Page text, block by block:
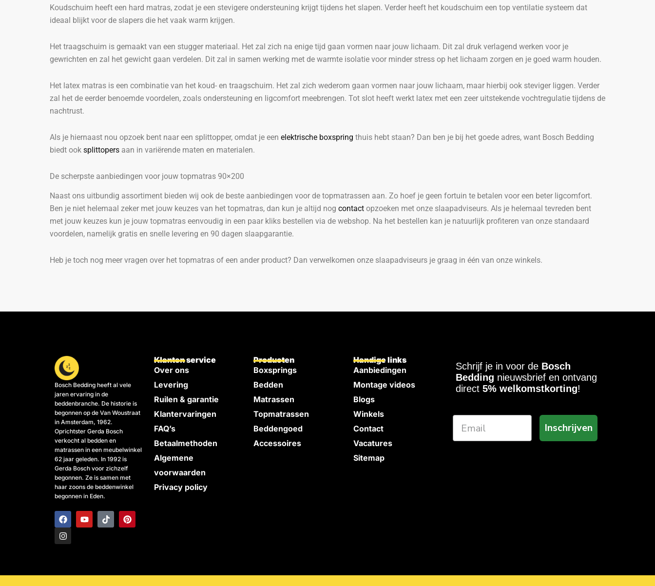
Koudschuim heeft een hard matras, zodat je een stevigere ondersteuning krijgt tijdens het slapen. Verder heeft het koudschuim een top ventilatie systeem dat
ideaal blijkt voor de slapers die het vaak warm krijgen.
Het traagschuim is gemaakt van een stugger materiaal. Het zal zich na enige tijd gaan vormen naar jouw lichaam. Dit zal druk verlagend werken voor je
gewrichten en zal het gewicht gaan verdelen. Dit zal in samen werking met de warmte isolatie voor minder stress op het lichaam zorgen en je goed warm houden.
Het latex matras is een combinatie van het koud- en traagschuim. Het zal zich wederom gaan vormen naar jouw lichaam, maar hierbij ook steviger liggen. Verder
zal het de eerder benoemde voordelen, zoals ondersteuning en ligcomfort meebrengen. Tot slot heeft werkt latex met een zeer uitstekende vochtregulatie tijdens de
nachtrust.
Als je hiernaast nou opzoek bent naar een splittopper, omdat je een elektrische boxspring thuis hebt staan? Dan ben je bij het goede adres, want Bosch Bedding
biedt ook splittopers aan in variërende maten en materialen.
De scherpste aanbiedingen voor jouw topmatras 90×200
Naast ons uitbundig assortiment bieden wij ook de beste aanbiedingen voor de topmatrassen aan. Zo hoef je geen fortuin te betalen voor een beter ligcomfort.
Ben je niet helemaal zeker met jouw keuzes van het topmatras, dan kun je altijd nog contact opzoeken met onze slaapadviseurs. Als je helemaal tevreden bent
met jouw keuzes kun je jouw topmatras eenvoudig in een paar kliks bestellen via de webshop. Na het bestellen kan je natuurlijk profiteren van onze standaard
voordelen, namelijk gratis en snelle levering en 90 dagen slaapgarantie.
Heb je toch nog meer vragen over het topmatras of een ander product? Dan verwelkomen onze slaapadviseurs je graag in één van onze winkels.
Bosch Bedding heeft al vele
jaren ervaring in de
beddenbranche. De historie is
begonnen op de Van Woustraat
in Amsterdam, 1962.
Oprichtster Gerda Bosch
verkocht al bedden en
matrassen in een meubelwinkel
62 jaar geleden. In 1992 is
Gerda Bosch voor zichzelf
begonnen. Ze is samen met
haar zoons de beddenwinkel
begonnen in Eden.
F
a
c
e
Y
o
T
i
P
i
I
n
s
t
Klanten service
Over ons
Levering
Ruilen & garantie
Klantervaringen
FAQ’s
Betaalmethoden
Algemene
voorwaarden
Privacy policy
Producten
Boxsprings
Bedden
Matrassen
Topmatrassen
Beddengoed
Accessoires
Handige links
Aanbiedingen
Montage videos
Blogs
Winkels
Contact
Vacatures
Sitemap
Schrijf je in voor de Bosch
Bedding nieuwsbrief en ontvang
direct 5% welkomstkorting!
Inschrijven